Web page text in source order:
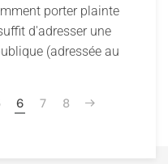
porter plainte
d'adresser une
(adressée au
6 7 8